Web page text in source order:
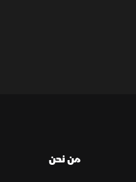
من نحن